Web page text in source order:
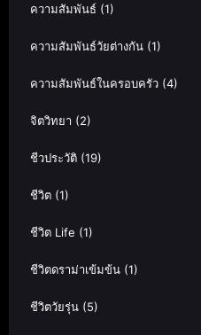
ความสัมพันธ์ (1)
ความสัมพันธ์วัยต่างกัน (1)
ความสัมพันธ์ในครอบครัว (4)
จิตวิทยา (2)
ชีวประวัติ (19)
ชีวิต (1)
ชีวิต Life (1)
ชีวิตดราม่าเข้มข้น (1)
ชีวิตวัยรุ่น (5)